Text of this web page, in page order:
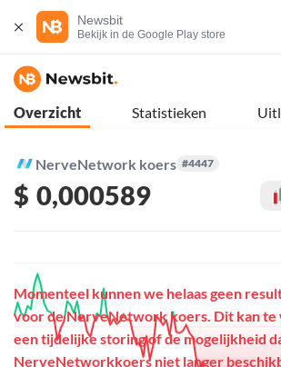
Newsbit
Bekijk in de Google Play store
Overzicht Statistieken
NerveNetwork koers #4447
$ 0,000589
Momenteel kunnen we helaas geen
voor de NerveNetwork koers. Dit kan te
een tijdelijke storing of de mogelijkheid
NerveNetworkkoers niet langer